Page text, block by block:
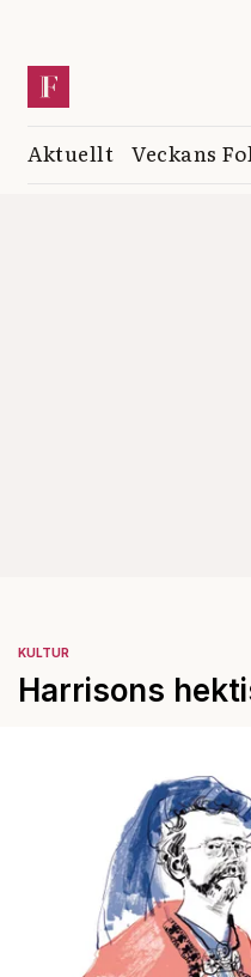
Aktuellt Veckans
KULTUR
Harrisons